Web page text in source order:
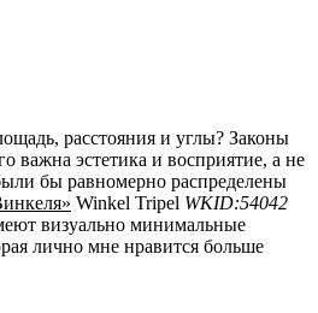
расстояния и углы? Законы
важна эстетика и восприятие, а не
бы равномерно распределены
Winkel Tripel WKID:54042
визуально минимальные
лично мне нравится больше